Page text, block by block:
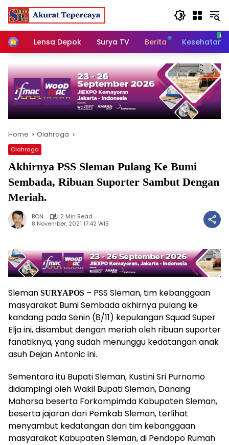
Skip
content
HomeLensa Depok Surya TV Berita Kesehatan
Home Olahraga
Olahraga
Akhirnya PSS Sleman Pulang Ke Bumi
Sembada, Ribuan Suporter Sambut Dengan
Meriah.
BON
2 Min Read
8 November, 2021 17:42 WIB
Sleman SURYAPOS – PSS Sleman, tim kebanggaan
masyarakat Bumi Sembada akhirnya pulang ke
kandang pada Senin (8/11) kepulangan Squad Super
Elja ini, disambut dengan meriah oleh ribuan suporter
fanatiknya, yang sudah menunggu kedatangan anak
asuh Dejan Antonic ini.
Sementara itu Bupati Sleman, Kustini Sri Purnomo
didampingi oleh Wakil Bupati Sleman, Danang
Maharsa beserta Forkompimda Kabupaten Sleman,
beserta jajaran dari Pemkab Sleman, terlihat
menyambut kedatangan dari tim kebanggaan
masyarakat Kabupaten Sleman, di Pendopo Rumah